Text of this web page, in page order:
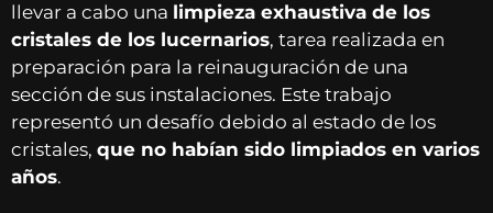
llevar a cabo una limpieza exhaustiva de los
cristales de los lucernarios, tarea realizada en
preparación para la reinauguración de una
sección de sus instalaciones. Este trabajo
representó un desafío debido al estado de los
cristales, que no habían sido limpiados en varios
años.